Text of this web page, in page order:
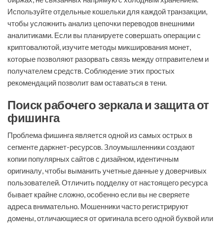
Используйте отдельные кошельки для каждой транзакции,
чтобы усложнить анализ цепочки переводов внешними
аналитиками. Если вы планируете совершать операции с
криптовалютой, изучите методы микширования монет,
которые позволяют разорвать связь между отправителем и
получателем средств. Соблюдение этих простых
рекомендаций позволит вам оставаться в тени.
Поиск рабочего зеркала и защита от
фишинга
Проблема фишинга является одной из самых острых в
сегменте даркнет-ресурсов. Злоумышленники создают
копии популярных сайтов с дизайном, идентичным
оригиналу, чтобы выманить учетные данные у доверчивых
пользователей. Отличить подделку от настоящего ресурса
бывает крайне сложно, особенно если вы не сверяете
адреса внимательно. Мошенники часто регистрируют
домены, отличающиеся от оригинала всего одной буквой или